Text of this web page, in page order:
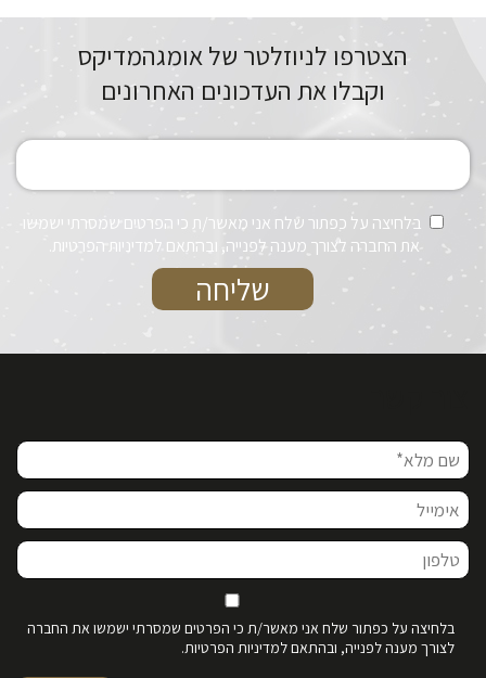
הצטרפו לניוזלטר של אומגהמדיקס
וקבלו את העדכונים האחרונים
בלחיצה על כפתור שלח אני מאשר/ת כי הפרטים שמסרתי ישמשו
את החברה לצורך מענה לפנייה, ובהתאם למדיניות הפרטיות.
בלחיצה על כפתור שלח אני מאשר/ת כי הפרטים שמסרתי ישמשו את החברה
לצורך מענה לפנייה, ובהתאם למדיניות הפרטיות.